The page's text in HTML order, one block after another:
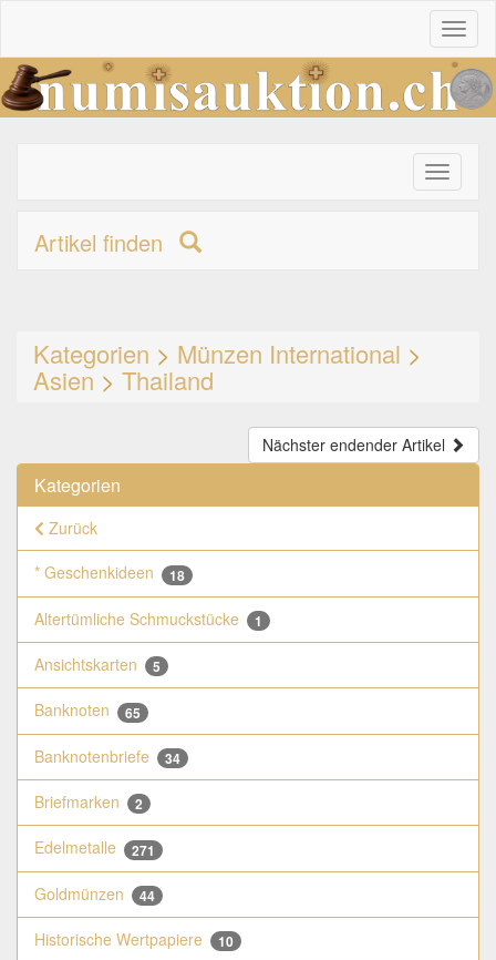
Toggle
primary
Artikel finden
Kategorien > Münzen International >
Asien > Thailand
Nächster endender Artikel
Kategorien
Zurück
* Geschenkideen
18
Altertümliche Schmuckstücke 1
Ansichtskarten 5
Banknoten 65
Banknotenbriefe 34
Briefmarken 2
Edelmetalle 271
Goldmünzen 44
Historische Wertpapiere 10